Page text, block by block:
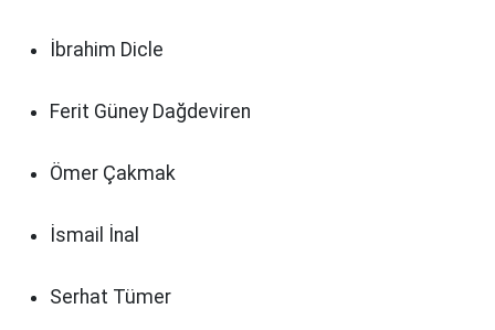
İbrahim Dicle
Ferit Güney Dağdeviren
Ömer Çakmak
İsmail İnal
Serhat Tümer